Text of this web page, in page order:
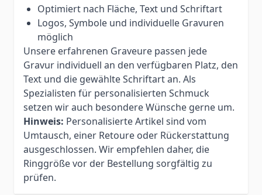
Optimiert nach Fläche, Text und Schriftart
Logos, Symbole und individuelle Gravuren
möglich
Unsere erfahrenen Graveure passen jede
Gravur individuell an den verfügbaren Platz, den
Text und die gewählte Schriftart an. Als
Spezialisten für personalisierten Schmuck
setzen wir auch besondere Wünsche gerne um.
Hinweis: Personalisierte Artikel sind vom
Umtausch, einer Retoure oder Rückerstattung
ausgeschlossen. Wir empfehlen daher, die
Ringgröße vor der Bestellung sorgfältig zu
prüfen.